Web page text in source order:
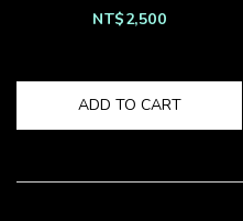
NT$2,500
ADD TO CART